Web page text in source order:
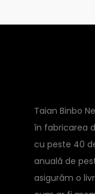
Taian Binbo
în fabricarea
cu peste 40
anuală de
asigurăm o